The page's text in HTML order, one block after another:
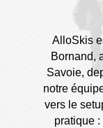
AlloSkis
Bornand,
Savoie,
notre
vers le
pratique